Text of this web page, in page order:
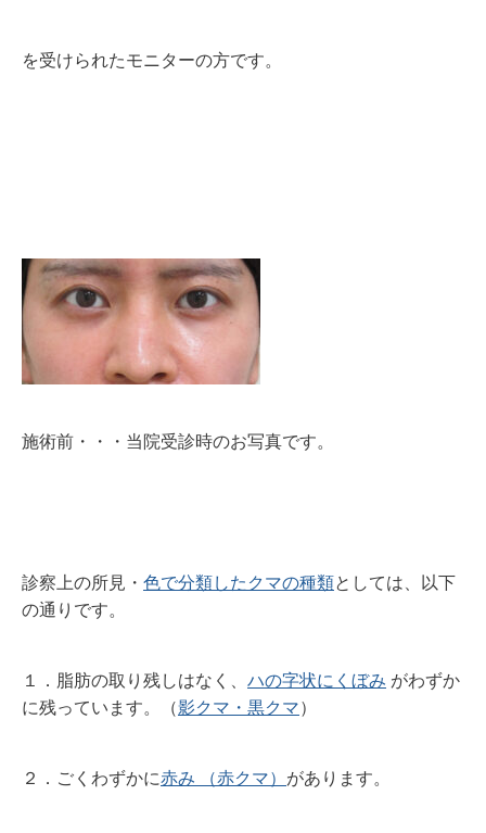
を受けられたモニターの方です。
施術前・・・当院受診時のお写真です。
診察上の所見・ 色で分類したクマの種類としては、以下
の通りです。
１．脂肪の取り残しはなく、 ハの字状にくぼみ がわずか
に残っています。
（影クマ・黒クマ）
２．ごくわずかに赤み （赤クマ） があります。